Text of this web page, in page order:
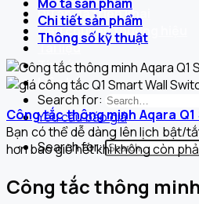
Dự án đã triển khai
Câu chuyện thương hiệu
Tài liệu
Tin tức
Liên hệ
Search for:
Yêu cầu báo giá
Search for:
Chi tiết sản phẩm
Thông số kỹ thuật
Công tắc thông minh Aqara
Bạn có thể dễ dàng lên lịch bật/
hơn bao giờ hết khi không còn
Công tắc thông